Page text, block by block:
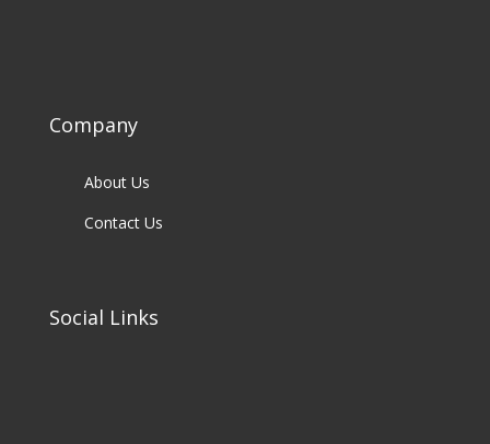
Company
About Us
Contact Us
Social Links